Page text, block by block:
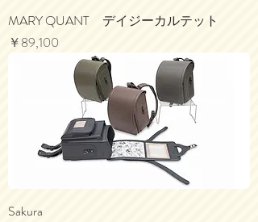
MARY QUANT デイジーカルテット
価格
￥89,100
Sakura